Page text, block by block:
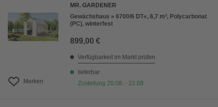
Merken
MR. GARDENER
Gewächshaus » 6700/6 DT«, 6,7 m², Polycarbonat
(PC), winterfest
899,00 €
Verfügbarkeit im Markt prüfen
lieferbar
Zustellung 20.08. - 22.08.